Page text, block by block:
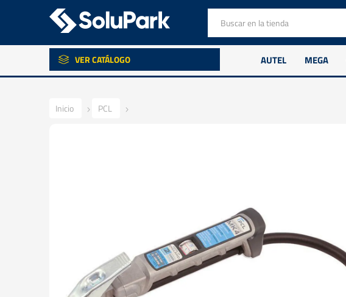
VER CATÁLOGO AUTEL MEGA
Inicio PCL